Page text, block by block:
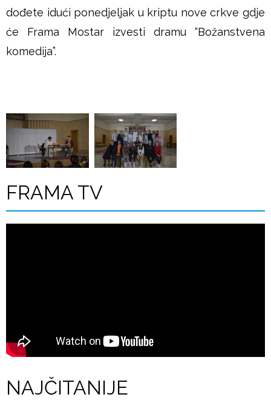
dođete idući ponedjeljak u kriptu nove crkve gdje
će Frama Mostar izvesti dramu “Božanstvena
komedija”.
FRAMA TV
NAJČITANIJE